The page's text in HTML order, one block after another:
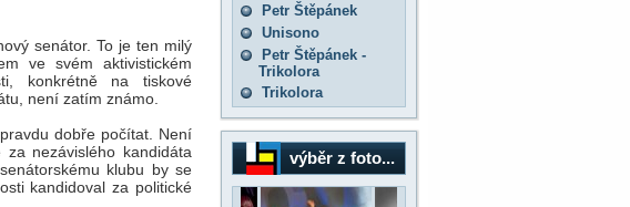
senátor. To je ten milý
ve svém aktivistickém
konkrétně na tiskové
není zatím známo.
dobře počítat. Není
nezávislého kandidáta
klubu by se
kandidoval za politické
Petr Štěpánek
Unisono
Petr Štěpánek -
Trikolora
Trikolora
výběr z foto...